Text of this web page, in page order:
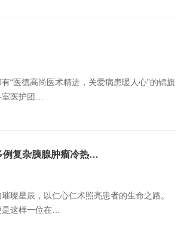
“医德高尚医术精进，关爱病患暖人心”的锦旗
医护团…
例复杂胰腺肿瘤冷热…
璨星辰，以仁心仁术照亮患者的生命之路。
这样一位在…